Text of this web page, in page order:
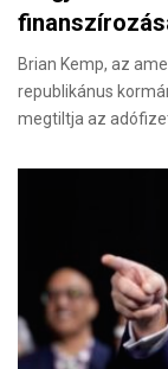
Brian Kemp, az
republikánus
megtiltja az